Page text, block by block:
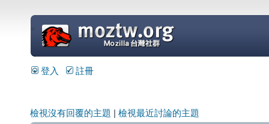
=
登入 註冊
檢視沒有回覆的主題 檢視最近討論的主題